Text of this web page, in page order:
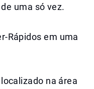
uma só vez.
Rápidos em uma
na área